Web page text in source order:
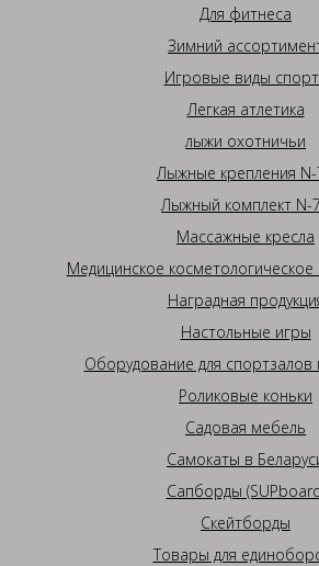
Для фитнеса
Зимний
Игровые виды
Легкая атлетика
лыжи охотничьи
Лыжные крепления
Лыжный комплект N-
Массажные кресла
Медицинское
Наградная
Настольные игры
Оборудование для спортзалов
Роликовые коньки
Садовая мебель
Самокаты в
Сапборды
Скейтборды
Товары для